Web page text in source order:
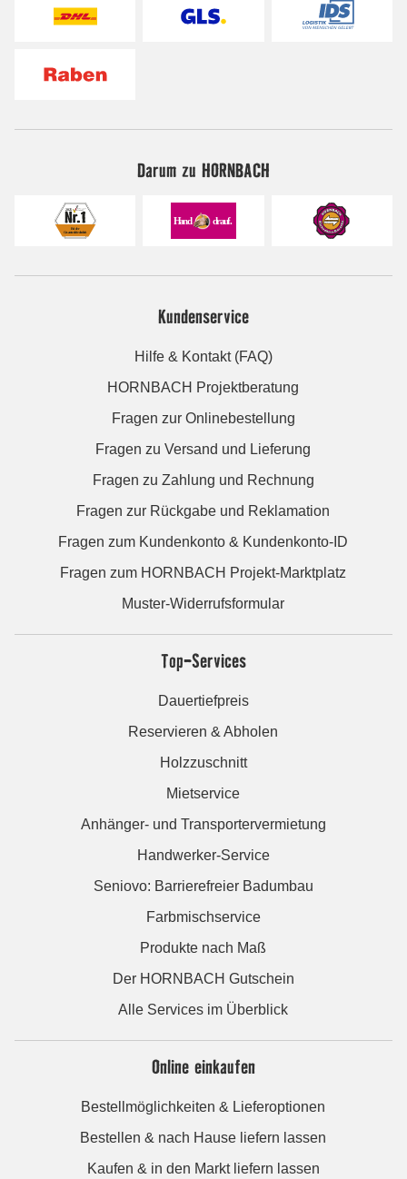
Darum zu HORNBACH
Kundenservice
Hilfe & Kontakt (FAQ)
HORNBACH Projektberatung
Fragen zur Onlinebestellung
Fragen zu Versand und Lieferung
Fragen zu Zahlung und Rechnung
Fragen zur Rückgabe und Reklamation
Fragen zum Kundenkonto & Kundenkonto-ID
Fragen zum HORNBACH Projekt-Marktplatz
Muster-Widerrufsformular
Top-Services
Dauertiefpreis
Reservieren & Abholen
Holzzuschnitt
Mietservice
Anhänger- und Transportervermietung
Handwerker-Service
Seniovo: Barrierefreier Badumbau
Farbmischservice
Produkte nach Maß
Der HORNBACH Gutschein
Alle Services im Überblick
Online einkaufen
Bestellmöglichkeiten & Lieferoptionen
Bestellen & nach Hause liefern lassen
Kaufen & in den Markt liefern lassen